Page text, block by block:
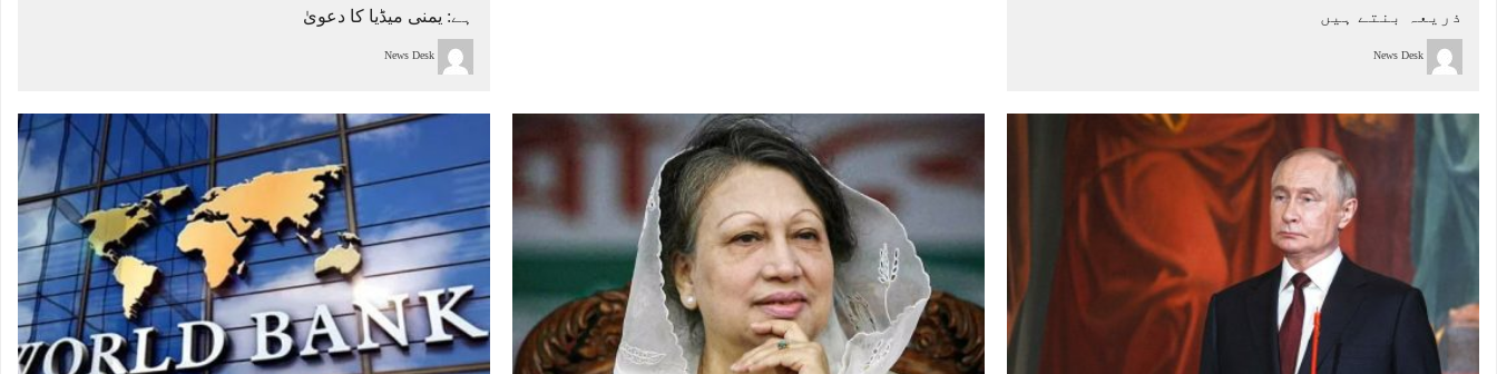
ذریعہ بنتے ہیں
News Desk
ہے: یمنی میڈیا کا دعویٰ
News Desk